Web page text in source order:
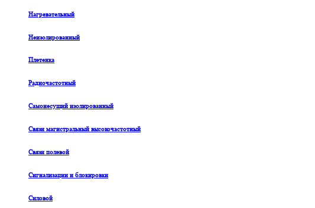
Нагревательный
Неизолированный
Плетенка
Радиочастотный
Самонесущий изолированный
Связи магистральный высокочастотный
Связи полевой
Сигнализации и блокировки
Силовой